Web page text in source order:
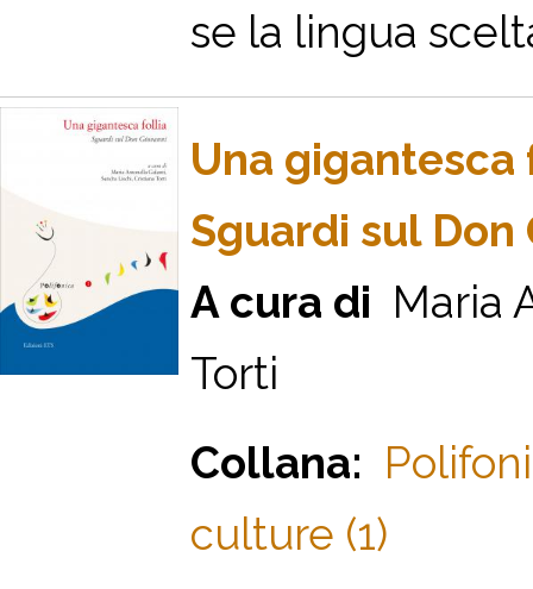
se la lingua
Una
Sguardi sul Don
A cura di Maria
Torti
Collana:
culture (1)